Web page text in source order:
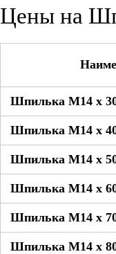
Цены на
Шпилька М14 x
Шпилька М14 x
Шпилька М14 x
Шпилька М14 x
Шпилька М14 x
Шпилька М14 x